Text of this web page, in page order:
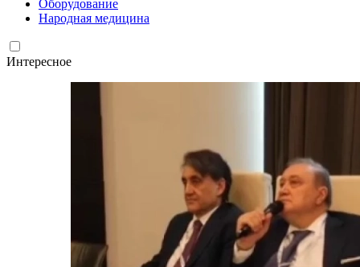
Оборудование
Народная медицина
Интересное